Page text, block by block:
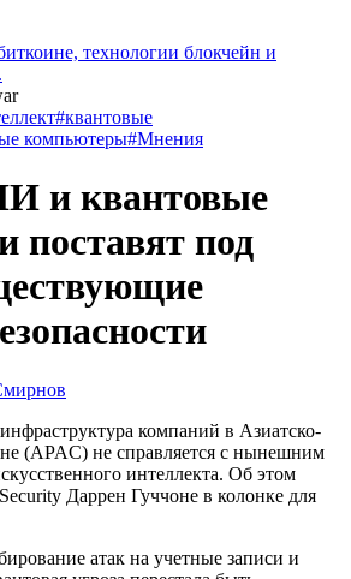
технологии блокчейн и
#квантовые
компьютеры#Мнения
и квантовые
поставят под
компаний в Азиатско-
(APAC) не справляется с нынешним
интеллекта. Об этом
Даррен Гуччоне в колонке для
атак на учетные записи и